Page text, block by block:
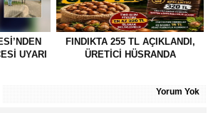
UYARI
FINDIKTA 255 TL AÇIKLANDI,
ÜRETİCİ HÜSRANDA
Yorum Yok